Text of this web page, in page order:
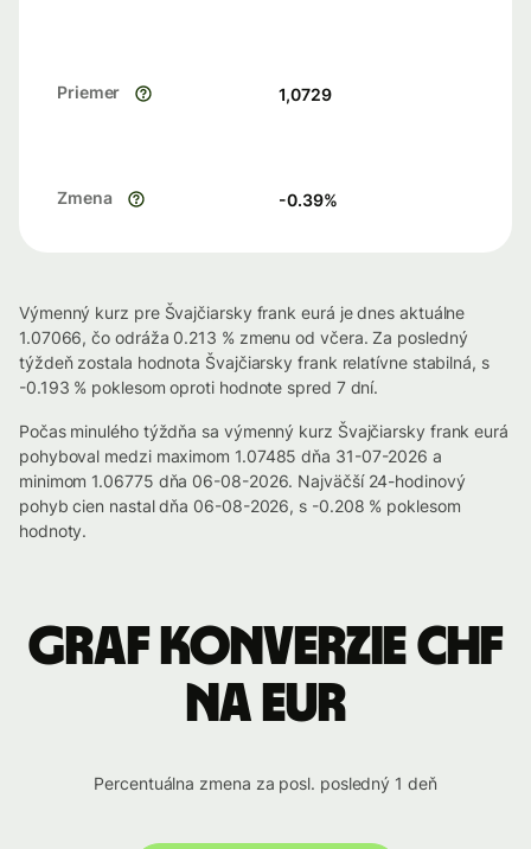
Priemer 1,0729
Zmena -0.39%
Výmenný kurz pre Švajčiarsky frank eurá je dnes aktuálne
1.07066, čo odráža 0.213 % zmenu od včera. Za posledný
týždeň zostala hodnota Švajčiarsky frank relatívne stabilná, s
-0.193 % poklesom oproti hodnote spred 7 dní.
Počas minulého týždňa sa výmenný kurz Švajčiarsky frank eurá
pohyboval medzi maximom 1.07485 dňa 31-07-2026 a
minimom 1.06775 dňa 06-08-2026. Najväčší 24-hodinový
pohyb cien nastal dňa 06-08-2026, s -0.208 % poklesom
hodnoty.
Graf konverzie CHF
na EUR
Percentuálna zmena za posl. posledný 1 deň